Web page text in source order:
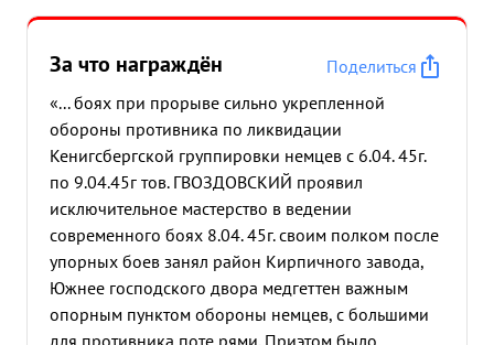
За что награждён
Поделиться
«... боях при прорыве сильно укрепленной
обороны противника по ликвидации
Кенигсбергской группировки немцев с 6.04. 45г.
по 9.04.45г тов. ГВОЗДОВСКИЙ проявил
исключительное мастерство в ведении
современного боях 8.04. 45г. своим полком после
упорных боев занял район Кирпичного завода,
Южнее господского двора медгеттен важным
опорным пунктом обороны немцев, с большими
для противника поте рями. Приэтом было